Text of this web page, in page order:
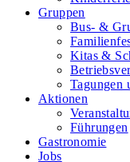
Gruppen
Bus- &
Kitas &
Tagungen
Aktionen
Führungen
Gastronomie
Jobs